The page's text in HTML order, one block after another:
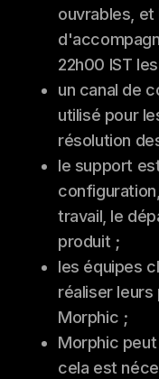
ouvrables,
22h00 IST
un canal de
utilisé pour
résolution
le support
travail, le
produit ;
les équipes
réaliser
Morphic ;
Morphic
cela est